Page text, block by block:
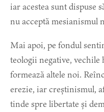
iar acestea sunt dispuse
nu acceptă
Mai apoi, pe fondul
teologii negative, vechile
formează altele noi.
erezie, iar creștinismul,
tinde spre libertate și